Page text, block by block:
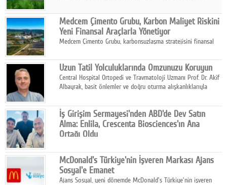
sahipliğinde gerçekleştirilecek.
Medcem Çimento Grubu, Karbon Maliyet Riskini
Yeni Finansal Araçlarla Yönetiyor
Medcem Çimento Grubu, karbonsuzlaşma stratejisini finansal
Uzun Tatil Yolculuklarında Omzunuzu Koruyun
Central Hospital Ortopedi ve Travmatoloji Uzmanı Prof. Dr. Akif
Albayrak, basit önlemler ve doğru oturma alışkanlıklarıyla
İş Girişim Sermayesi'nden ABD'de Dev Satın
Alma: Enlila, Crescenta Biosciences'ın Ana
Ortağı Oldu
stratejisini uluslararası ölçeğe taşıyan satın alma hamlesini
tamamladı.
McDonald's Türkiye'nin İşveren Markası Ajans
Sosyal'e Emanet
Ajans Sosyal, yeni dönemde McDonald's Türkiye'nin işveren